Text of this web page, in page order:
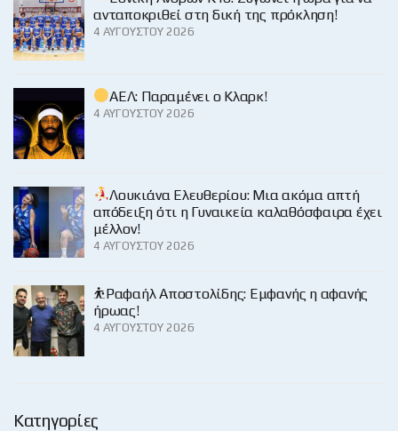
ανταποκριθεί στη δική της πρόκληση!
4 ΑΥΓΟΎΣΤΟΥ 2026
ΑΕΛ: Παραμένει ο Κλαρκ!
4 ΑΥΓΟΎΣΤΟΥ 2026
Λουκιάνα Ελευθερίου: Μια ακόμα απτή
απόδειξη ότι η Γυναικεία καλαθόσφαιρα έχει
μέλλον!
4 ΑΥΓΟΎΣΤΟΥ 2026
⛹️Ραφαήλ Αποστολίδης: Εμφανής η αφανής
ήρωας!
4 ΑΥΓΟΎΣΤΟΥ 2026
Κατηγορίες